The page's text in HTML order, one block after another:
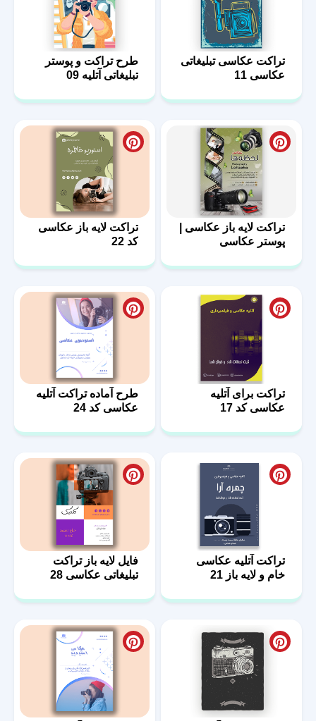
تراکت عکاسی تبلیغاتی
عکاسی 11
طرح تراکت و پوستر
تبلیغاتی آتلیه 09
تراکت لایه باز عکاسی |
پوستر عکاسی
تراکت لایه باز عکاسی
کد 22
تراکت برای آتلیه
عکاسی کد 17
طرح آماده تراکت آتلیه
عکاسی کد 24
تراکت آتلیه عکاسی
خام و لایه باز 21
فایل لایه باز تراکت
تبلیغاتی عکاسی 28